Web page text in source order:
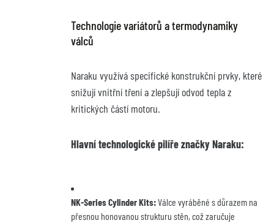
Technologie variátorů a termodynamiky
válců
Naraku využívá specifické konstrukční prvky, které
snižují vnitřní tření a zlepšují odvod tepla z
kritických částí motoru.
Hlavní technologické pilíře značky Naraku:
NK-Series Cylinder Kits: Válce vyráběné s důrazem na
přesnou honovanou strukturu stěn, což zaručuje